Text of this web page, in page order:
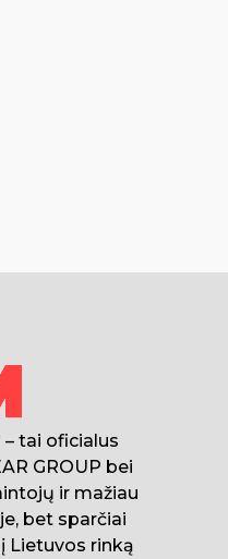
– tai oficialus
GROUP bei
ir mažiau
bet sparčiai
Lietuvos rinką